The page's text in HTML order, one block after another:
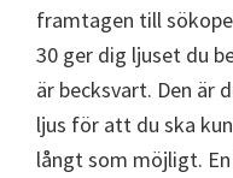
framtagen till
30 ger dig ljuset du
är becksvart. Den
ljus för att du ska
långt som möjligt.